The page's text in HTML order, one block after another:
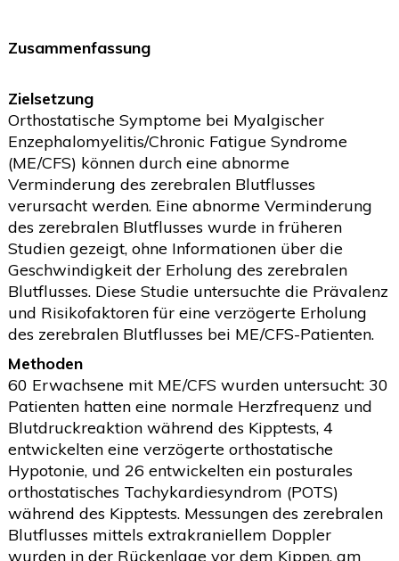
Zusammenfassung
Zielsetzung
Orthostatische Symptome bei Myalgischer
Enzephalomyelitis/Chronic Fatigue Syndrome
(ME/CFS) können durch eine abnorme
Verminderung des zerebralen Blutflusses
verursacht werden. Eine abnorme Verminderung
des zerebralen Blutflusses wurde in früheren
Studien gezeigt, ohne Informationen über die
Geschwindigkeit der Erholung des zerebralen
Blutflusses. Diese Studie untersuchte die Prävalenz
und Risikofaktoren für eine verzögerte Erholung
des zerebralen Blutflusses bei ME/CFS-Patienten.
Methoden
60 Erwachsene mit ME/CFS wurden untersucht: 30
Patienten hatten eine normale Herzfrequenz und
Blutdruckreaktion während des Kipptests, 4
entwickelten eine verzögerte orthostatische
Hypotonie, und 26 entwickelten ein posturales
orthostatisches Tachykardiesyndrom (POTS)
während des Kipptests. Messungen des zerebralen
Blutflusses mittels extrakraniellem Doppler
wurden in der Rückenlage vor dem Kippen, am